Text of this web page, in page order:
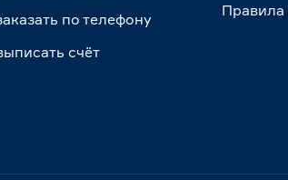
по телефону
счёт